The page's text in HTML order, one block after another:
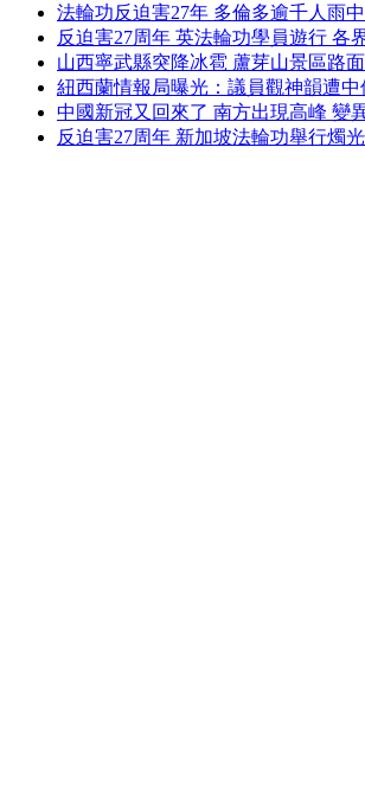
法輪功反迫害27年 多倫多逾千人雨
反迫害27周年 英法輪功學員遊行 各
山西寧武縣突降冰雹 蘆芽山景區路
紐西蘭情報局曝光：議員觀神韻遭中
中國新冠又回來了 南方出現高峰 變
反迫害27周年 新加坡法輪功舉行燭